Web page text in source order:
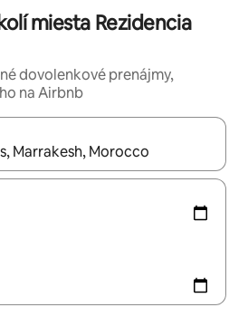
miesta Rezidencia
dovolenkové prenájmy,
na Airbnb
môžete si ich prechádzať